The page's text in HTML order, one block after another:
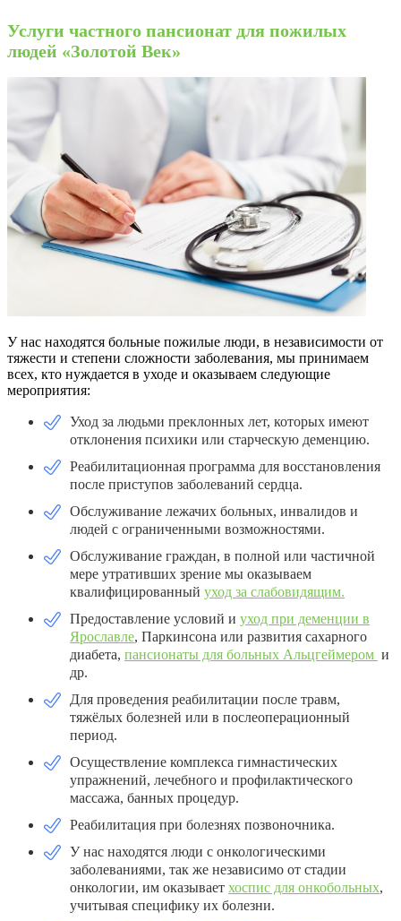
Услуги частного пансионат для пожилых
людей «Золотой Век»
У нас находятся больные пожилые люди, в независимости от
тяжести и степени сложности заболевания, мы принимаем
всех, кто нуждается в уходе и оказываем следующие
мероприятия:
Уход за людьми преклонных лет, которых имеют
отклонения психики или старческую деменцию.
Реабилитационная программа для восстановления
после приступов заболеваний сердца.
Обслуживание лежачих больных, инвалидов и
людей с ограниченными возможностями.
Обслуживание граждан, в полной или частичной
мере утративших зрение мы оказываем
квалифицированный уход за слабовидящим.
Предоставление условий и уход при деменции в
Ярославле, Паркинсона или развития сахарного
диабета, пансионаты для больных Альцгеймером и
др.
Для проведения реабилитации после травм,
тяжёлых болезней или в послеоперационный
период.
Осуществление комплекса гимнастических
упражнений, лечебного и профилактического
массажа, банных процедур.
Реабилитация при болезнях позвоночника.
У нас находятся люди с онкологическими
заболеваниями, так же независимо от стадии
онкологии, им оказывает хоспис для онкобольных,
учитывая специфику их болезни.